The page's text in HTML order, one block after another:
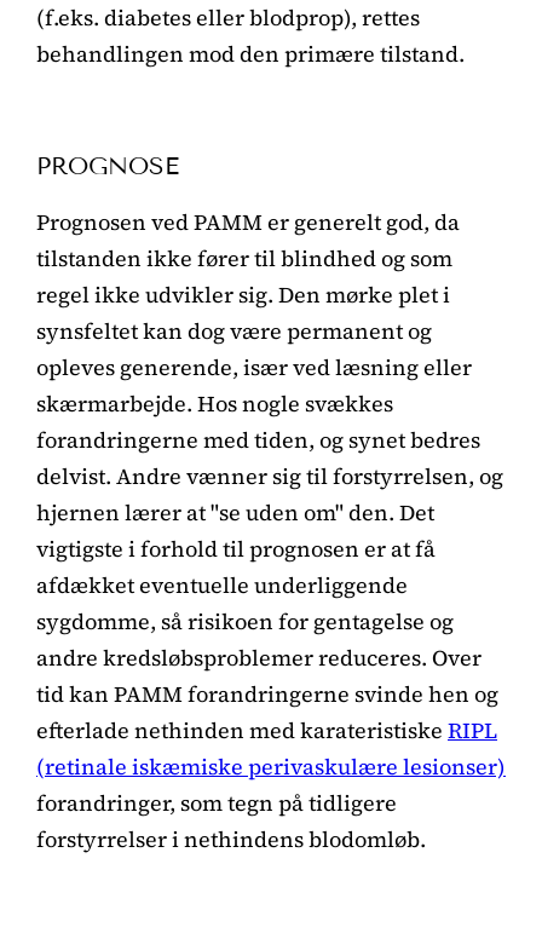
(f.eks. diabetes eller blodprop), rettes
behandlingen mod den primære tilstand.
PROGNOSE
Prognosen ved PAMM er generelt god, da
tilstanden ikke fører til blindhed og som
regel ikke udvikler sig. Den mørke plet i
synsfeltet kan dog være permanent og
opleves generende, især ved læsning eller
skærmarbejde. Hos nogle svækkes
forandringerne med tiden, og synet bedres
delvist. Andre vænner sig til forstyrrelsen, og
hjernen lærer at "se uden om" den. Det
vigtigste i forhold til prognosen er at få
afdækket eventuelle underliggende
sygdomme, så risikoen for gentagelse og
andre kredsløbsproblemer reduceres. Over
tid kan PAMM forandringerne svinde hen og
efterlade nethinden med karateristiske RIPL
(retinale iskæmiske perivaskulære lesionser)
forandringer, som tegn på tidligere
forstyrrelser i nethindens blodomløb.